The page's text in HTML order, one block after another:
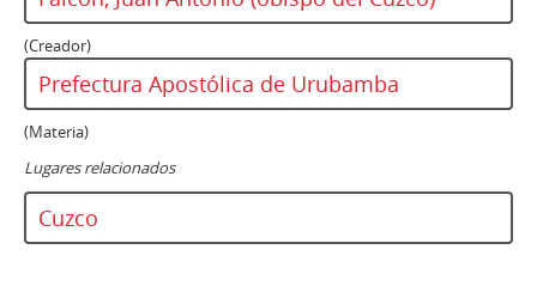
(Creador)
Prefectura Apostólica de Urubamba
(Materia)
Lugares relacionados
Cuzco